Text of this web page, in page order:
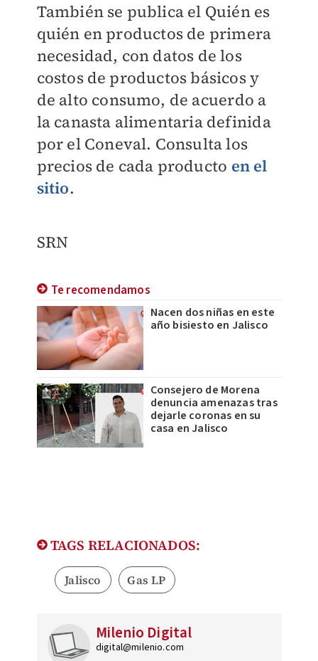
También se publica el Quién es
quién en productos de primera
necesidad, con datos de los
costos de productos básicos y
de alto consumo, de acuerdo a
la canasta alimentaria definida
por el Coneval. Consulta los
precios de cada producto en el
sitio.
SRN
Te recomendamos
Nacen dos niñas en este
año bisiesto en Jalisco
Consejero de Morena
denuncia amenazas tras
dejarle coronas en su
casa en Jalisco
TAGS RELACIONADOS:
Jalisco Gas LP
Milenio Digital
digital@milenio.com